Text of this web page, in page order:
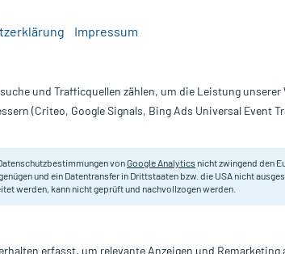
Zeit:Gratis-Versand* ab 19€ Mindestbestellwert!
DHU - Einzelmittel
Homöopathisches Arzneimittel.
Impressum
und Trafficquellen zählen, um die Leistung unserer
(Criteo, Google Signals, Bing Ads Universal Event
vonGoogle Analytics nicht zwingend den
und ein Datentransfer in Drittstaaten bzw. die USA nicht
werden, kann nicht geprüft und nachvollzogen werden.
erfasst, um relevante Anzeigen und Remarketing